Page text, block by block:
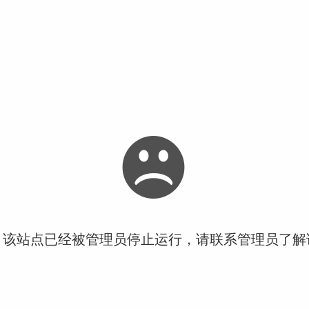
站点已经被管理员停止运行，请联系管理员了